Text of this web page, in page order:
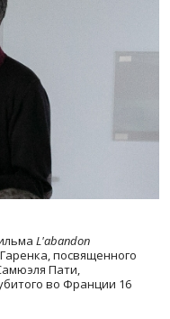
L'abandon
посвященного
Пати,
во Франции 16